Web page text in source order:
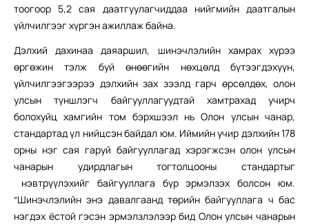
тоогоор 5,2 сая даатгуулагчиддаа нийгмийн даатгалын
үйлчилгээг хүргэн ажиллаж байна.
Дэлхий дахинаа даяаршил, шинэчлэлийн хамрах хүрээ
өргөжин тэлж буй өнөөгийн нөхцөлд бүтээгдэхүүн,
үйлчилгээгээрээ дэлхийн зах зээлд гарч өрсөлдөх, олон
улсын түншлэгч байгууллагуудтай хамтрахад учирч
болохуйц хамгийн том бэрхшээл нь Олон улсын чанар,
стандартад үл нийцсэн байдал юм. Иймийн учир дэлхийн 178
орны нэг сая гаруй байгууллагад хэрэгжсэн олон улсын
чанарын удирдлагын тогтолцооны стандартыг
нэвтрүүлэхийг байгууллага бүр эрмэлзэх болсон юм.
“Шинэчлэлийн энэ давалгаанд төрийн байгууллага ч бас
нэгдэх ёстой гэсэн эрмэлзлэлээр бид Олон улсын чанарын